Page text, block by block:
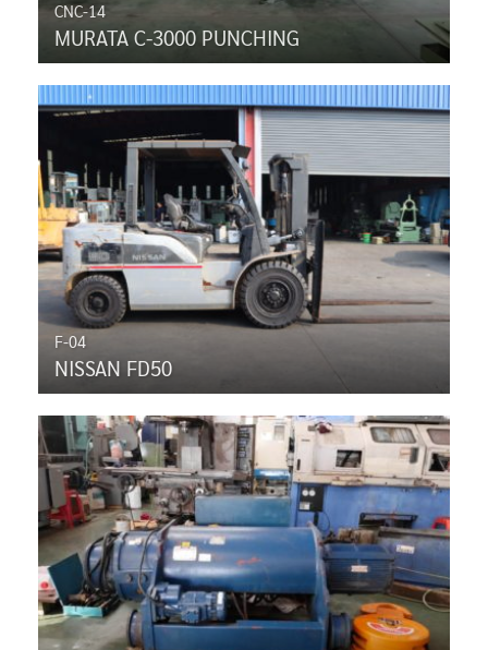
CNC-14
MURATA C-3000 PUNCHING
F-04
NISSAN FD50